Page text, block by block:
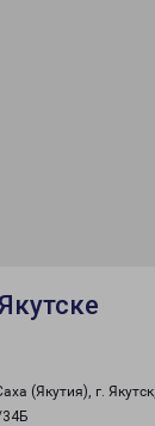
(Якутия), г.